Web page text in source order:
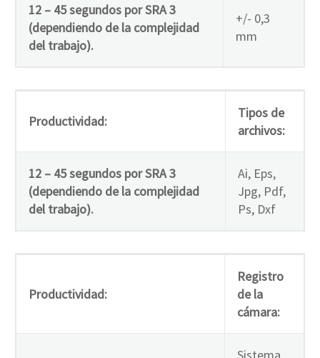
12 – 45 segundos por SRA 3
(dependiendo de la complejidad
del trabajo).
+/- 0,3
mm
Productividad:
Tipos de
archivos:
12 – 45 segundos por SRA 3
(dependiendo de la complejidad
del trabajo).
Ai, Eps,
Jpg, Pdf,
Ps, Dxf
Productividad:
Registro
de la
cámara:
Sistema